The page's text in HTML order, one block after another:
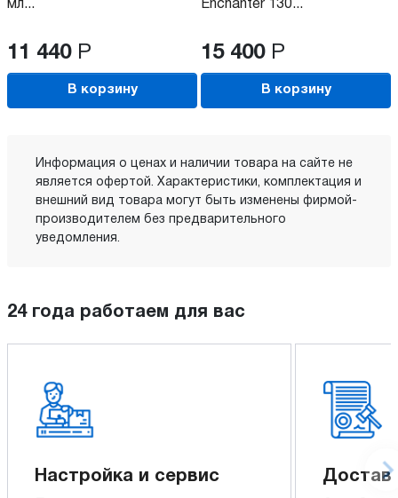
мл...
11 440 Р
В корзину
Enchanter 130...
15 400 Р
В корзину
Информация о ценах и наличии товара на сайте не
является офертой. Характеристики, комплектация и
внешний вид товара могут быть изменены фирмой-
производителем без предварительного
уведомления.
24 года работаем для вас
Настройка и сервис